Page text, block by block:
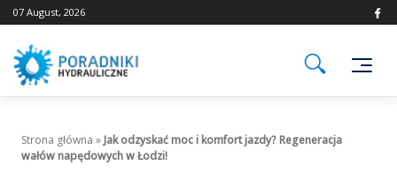
Skip
to
07 August, 2026
Strona główna »Jak odzyskać moc i komfort jazdy? Regeneracja
wałów napędowych w Łodzi!